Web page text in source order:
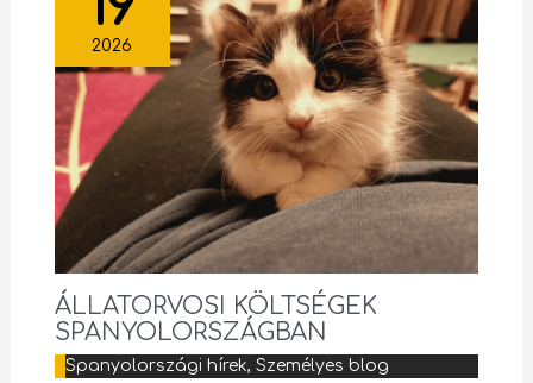
2026
ÁLLATORVOSI KÖLTSÉGEK
SPANYOLORSZÁGBAN
Spanyolországi hírek, Személyes blog